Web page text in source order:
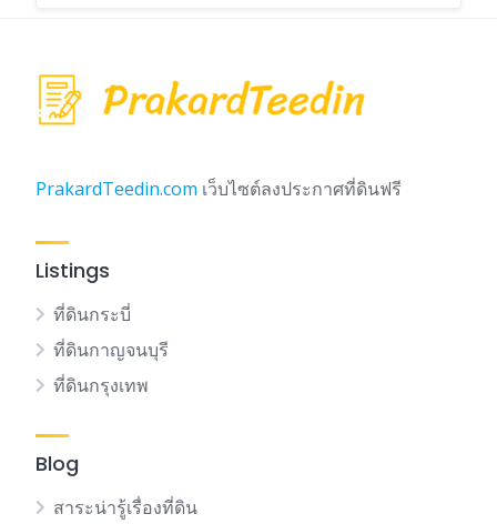
PrakardTeedin.com เว็บไซต์ลงประกาศที่ดินฟรี
Listings
ที่ดินกระบี่
ที่ดินกาญจนบุรี
ที่ดินกรุงเทพ
Blog
สาระน่ารู้เรื่องที่ดิน